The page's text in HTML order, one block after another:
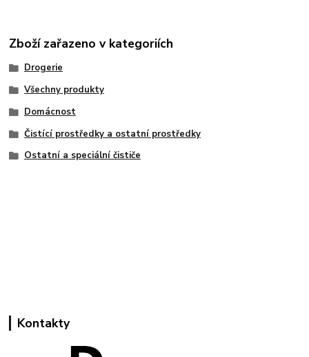
Zboží zařazeno v kategoriích
Drogerie
Všechny produkty
Domácnost
Čistící prostředky a ostatní prostředky
Ostatní a speciální čističe
Kontakty